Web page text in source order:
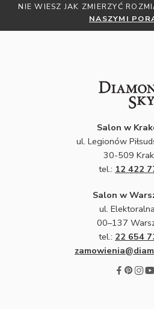
NIE WIESZ JAK ZMIERZYĆ
NASZYMI
Salon w
ul. Legionów
30-509
tel.: 12 422
Salon w
ul.
00–137
tel.: 22 654